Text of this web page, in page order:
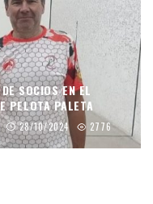
SOCIOS EN EL
PELOTA PALETA
28/10/2024 2776